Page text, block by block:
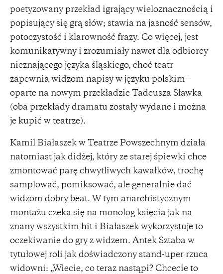
poetyzowany przekład igrający wieloznacznością i
popisujący się grą słów; stawia na jasność sensów,
potoczystość i klarowność frazy. Co więcej, jest
komunikatywny i zrozumiały nawet dla odbiorcy
nieznającego języka śląskiego, choć teatr
zapewnia widzom napisy w języku polskim –
oparte na nowym przekładzie Tadeusza Sławka
(oba przekłady dramatu zostały wydane i można
je kupić w teatrze).
Kamil Białaszek w Teatrze Powszechnym działa
natomiast jak didżej, który ze starej śpiewki chce
zmontować parę chwytliwych kawałków, trochę
samplować, pomiksować, ale generalnie dać
widzom dobry beat. W tym anarchistycznym
montażu czeka się na monolog księcia jak na
znany wszystkim hit i Białaszek wykorzystuje to
oczekiwanie do gry z widzem. Antek Sztaba w
tytułowej roli jak doświadczony stand-uper rzuca
widowni: „Wiecie, co teraz nastąpi? Chcecie to